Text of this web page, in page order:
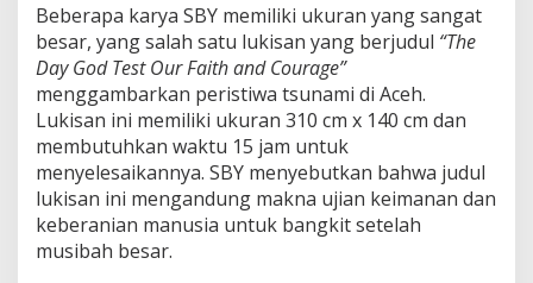
Beberapa karya SBY memiliki ukuran yang sangat
besar, yang salah satu lukisan yang berjudul “The
Day God Test Our Faith and Courage”
menggambarkan peristiwa tsunami di Aceh.
Lukisan ini memiliki ukuran 310 cm x 140 cm dan
membutuhkan waktu 15 jam untuk
menyelesaikannya. SBY menyebutkan bahwa judul
lukisan ini mengandung makna ujian keimanan dan
keberanian manusia untuk bangkit setelah
musibah besar.